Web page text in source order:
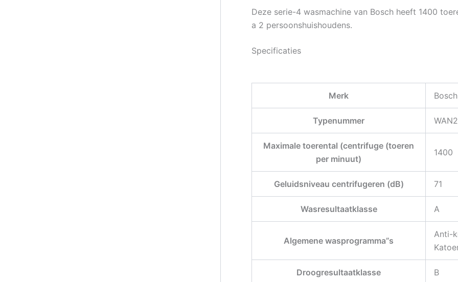
Deze serie-4 wasmachine van Bosch heeft 1400
a 2 persoonshuishoudens.
Specificaties
Merk Bosch
Typenummer
Maximale toerental (centrifuge (toeren
per minuut)
1400
Geluidsniveau centrifugeren (dB) 71
Wasresultaatklasse A
Algemene wasprogramma”s
Anti-
Droogresultaatklasse B